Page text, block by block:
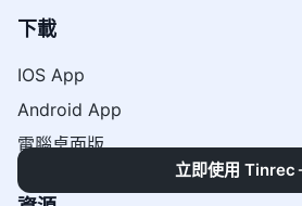
下載
IOS App
Android App
電腦桌面版
立即使用 Tinrec